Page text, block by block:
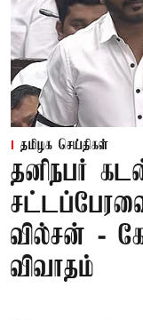
தமிழக செய்திகள்
தனிநபர்
வில்சன் -
விவாதம்